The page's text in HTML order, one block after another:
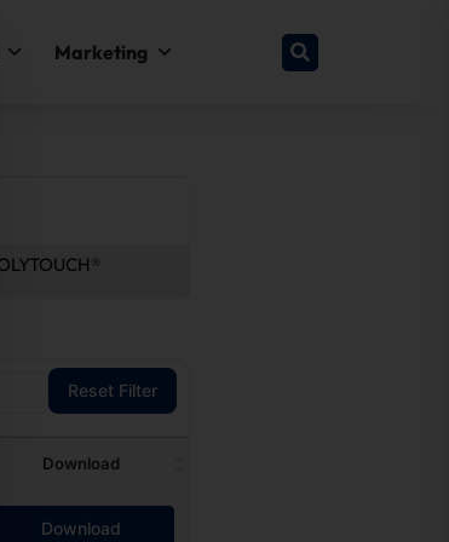
Marketing
Reset Filter
Download
Download
closes the dialog. Its functionality is identical to the Nur